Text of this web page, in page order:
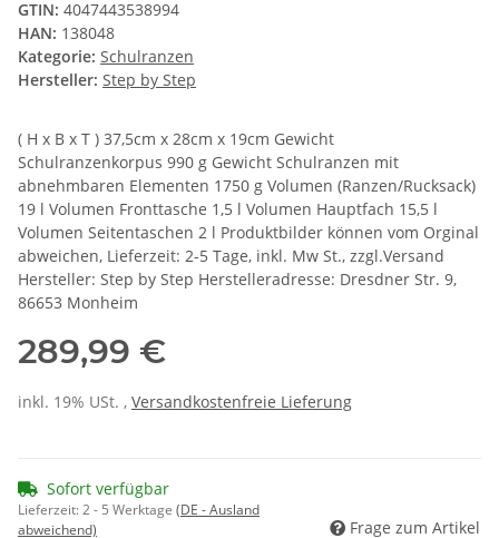
GTIN: 4047443538994
HAN: 138048
Kategorie: Schulranzen
Hersteller: Step by Step
( H x B x T ) 37,5cm x 28cm x 19cm Gewicht
Schulranzenkorpus 990 g Gewicht Schulranzen mit
abnehmbaren Elementen 1750 g Volumen (Ranzen/Rucksack)
19 l Volumen Fronttasche 1,5 l Volumen Hauptfach 15,5 l
Volumen Seitentaschen 2 l Produktbilder können vom Orginal
abweichen, Lieferzeit: 2-5 Tage, inkl. Mw St., zzgl.Versand
Hersteller: Step by Step Herstelleradresse: Dresdner Str. 9,
86653 Monheim
289,99 €
inkl. 19% USt. , Versandkostenfreie Lieferung
Sofort verfügbar
Lieferzeit:2 - 5 Werktage (DE - Ausland
abweichend)
Frage zum Artikel